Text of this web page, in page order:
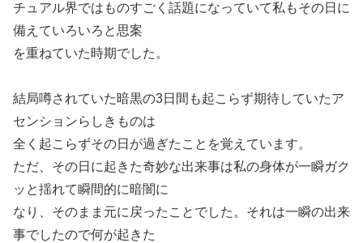
チュアル界ではものすごく話題になっていて私もその日に
備えていろいろと思案
を重ねていた時期でした。
結局噂されていた暗黒の3日間も起こらず期待していたア
センションらしきものは
全く起こらずその日が過ぎたことを覚えています。
ただ、その日に起きた奇妙な出来事は私の身体が一瞬ガク
ッと揺れて瞬間的に暗闇に
なり、そのまま元に戻ったことでした。それは一瞬の出来
事でしたので何が起きた